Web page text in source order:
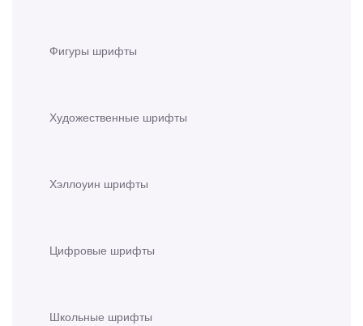
Фигуры шрифты
Художественные шрифты
Хэллоуин шрифты
Цифровые шрифты
Школьные шрифты